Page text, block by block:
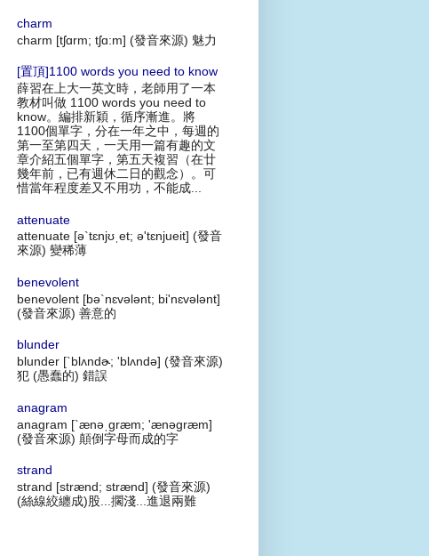
charm
charm [tʃɑrm; tʃɑ:m] (發音來源) 魅力
[置頂]1100 words you need to know
薛習在上大一英文時，老師用了一本
教材叫做 1100 words you need to
know。編排新穎，循序漸進。將
1100個單字，分在一年之中，每週的
第一至第四天，一天用一篇有趣的文
章介紹五個單字，第五天複習（在廿
幾年前，已有週休二日的觀念）。可
惜當年程度差又不用功，不能成...
attenuate
attenuate [ə`tɛnjʊˌet; ə'tɛnjueit] (發音
來源) 變稀薄
benevolent
benevolent [bə`nɛvələnt; bi'nɛvələnt]
(發音來源) 善意的
blunder
blunder [`blʌndɚ; 'blʌndə] (發音來源)
犯 (愚蠢的) 錯誤
anagram
anagram [`ænəˌgræm; 'ænəgræm]
(發音來源) 顛倒字母而成的字
strand
strand [strænd; strænd] (發音來源)
(絲線絞纏成)股...擱淺...進退兩難